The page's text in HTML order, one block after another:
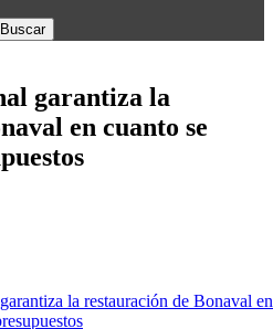
garantiza la
en cuanto se